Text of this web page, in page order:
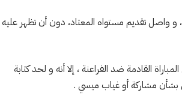
و واصل تقديم مستواه المعتاد، دون أن تظهر عليه
القادمة ضد الفراعنة ، إلا أنه و لحد كتابة
بشأن مشاركة أو غياب ميسي .